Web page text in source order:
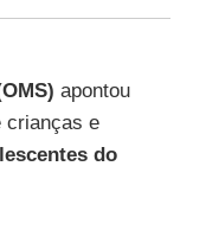
apontou
crianças e
do